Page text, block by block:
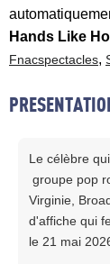
Hands Like
Fnacspectacles,
Le célèbre
groupe pop
Virginie,
d'affiche qui
le 21 mai